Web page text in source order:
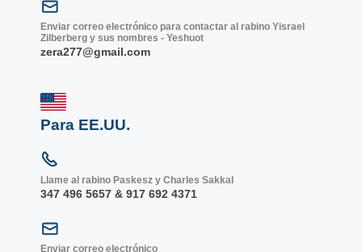
Enviar correo electrónico para contactar al rabino Yisrael
Zilberberg y sus nombres - Yeshuot
zera277@gmail.com
Para EE.UU.
Llame al rabino Paskesz y Charles Sakkal
347 496 5657 & 917 692 4371
Enviar correo electrónico